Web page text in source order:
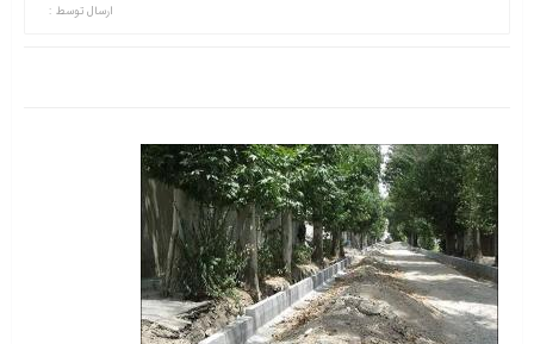
ارسال توسط :